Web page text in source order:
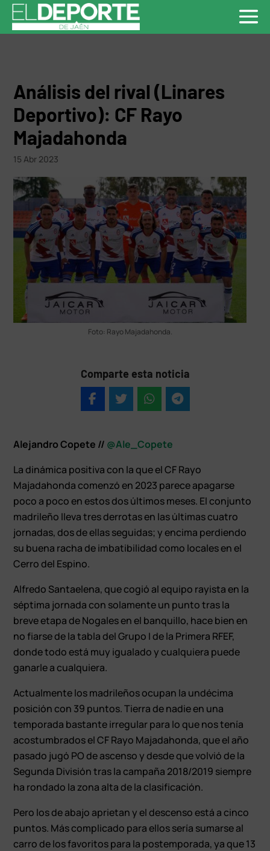
Análisis del rival (Linares
Deportivo): CF Rayo
Majadahonda
15 Abr 2023
Foto: Rayo Majadahonda.
Comparte esta noticia
Alejandro Copete // @Ale_Copete
La dinámica positiva con la que el CF Rayo
Majadahonda comenzó en 2023 parece apagarse
poco a poco en estos dos últimos meses. El conjunto
madrileño lleva tres derrotas en las últimas cuatro
jornadas, dos de ellas seguidas; y encima perdiendo
su buena racha de imbatibilidad como locales en el
Cerro del Espino.
Alfredo Santaelena, que cogió al equipo rayista en la
séptima jornada con solamente un punto tras la
breve etapa de Nogales en el banquillo, hace bien en
no fiarse de la tabla del Grupo I de la Primera RFEF,
donde todo está muy igualado y cualquiera puede
ganarle a cualquiera.
Actualmente los madrileños ocupan la undécima
posición con 39 puntos. Tierra de nadie en una
temporada bastante irregular para lo que nos tenía
acostumbrados el CF Rayo Majadahonda, que el año
pasado jugó PO de ascenso y desde que volvió de la
Segunda División tras la campaña 2018/2019 siempre
ha rondado la zona alta de la clasificación.
Pero los de abajo aprietan y el descenso está a cinco
puntos. Más complicado para ellos sería sumarse al
carro de los favoritos para la postemporada, ya que 13